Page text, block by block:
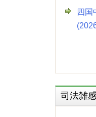
四国
司法雑